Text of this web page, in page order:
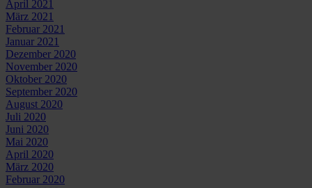
April 2021
März 2021
Februar 2021
Januar 2021
Dezember 2020
November 2020
Oktober 2020
September 2020
August 2020
Juli 2020
Juni 2020
Mai 2020
April 2020
März 2020
Februar 2020